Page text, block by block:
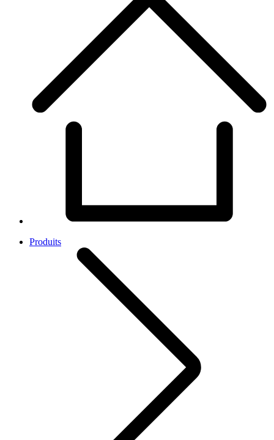
Produits